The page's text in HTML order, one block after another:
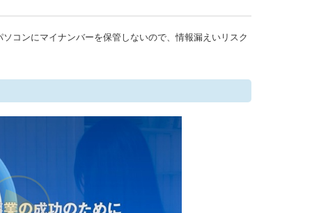
コンにマイナンバーを保管しないので、情報漏えいリスク